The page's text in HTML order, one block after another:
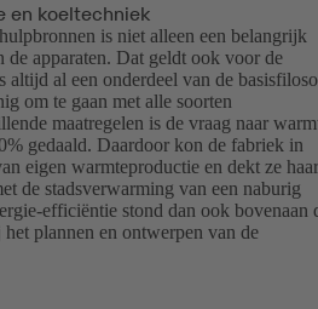
en koeltechniek
is niet alleen een belangrijk
apparaten. Dat geldt ook voor de
altijd al een onderdeel van de
om te gaan met alle soorten
maatregelen is de vraag naar
gedaald. Daardoor kon de fabriek in
eigen warmteproductie en dekt ze haar
de stadsverwarming van een naburig
efficiëntie stond dan ook bovenaan
plannen en ontwerpen van de